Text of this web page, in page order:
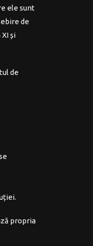
ele sunt
de
și
de
propria